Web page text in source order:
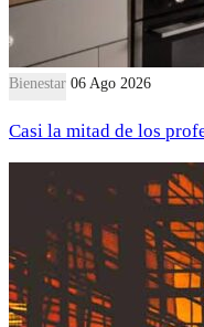
Bienestar 06 Ago 2026
Casi la mitad de los